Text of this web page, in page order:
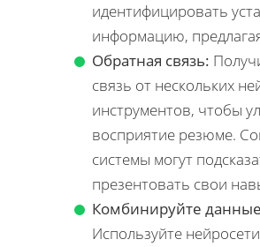
идентифицировать
информацию,
Обратная связь:
связь от нескольких
инструментов, чтобы
восприятие резюме.
системы могут
презентовать свои
Комбинируйте
Используйте